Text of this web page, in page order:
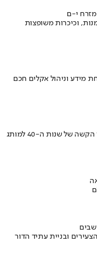
י-ם
וכיכרות משופצות
מידע וניהול אקלים חכם
איך אסם הפכה את תקופת הצנע והמחסור הקשה של שנות ה-40 למותג
ובניית עתיד הדור